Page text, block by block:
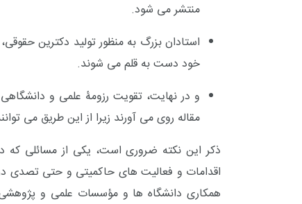
منتشر می شود.
استادان بزرگ به منظور تولید دکترین
خود دست به قلم می شوند.
و در نهایت، تقویت رزومۀ علمی و
مقاله روی می آورند زیرا از این طریق می
ذکر این نکته ضروری است، یکی از مسائلی که
اقدامات و فعالیت های حاکمیتی و حتی تصدی
همکاری دانشگاه ها و مؤسسات علمی و پژوهشی